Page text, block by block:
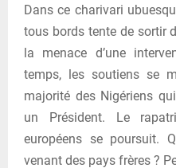
Dans ce charivari
tous bords tente de sortir
la menace d’une
temps, les soutiens se
majorité des Nigériens
un Président. Le
européens se poursuit.
venant des pays frères ?